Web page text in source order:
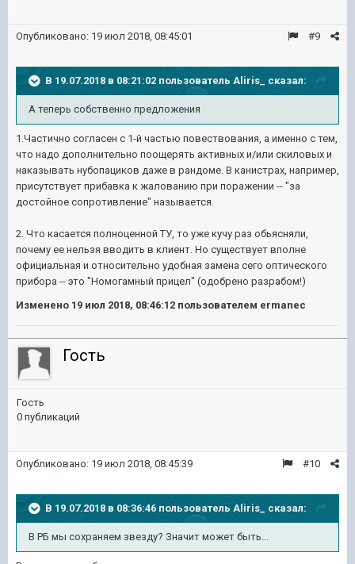
#9
Опубликовано: 19 июл 2018, 08:45:01
В 19.07.2018 в 08:21:02 пользователь Aliris_ сказал:
А теперь собственно предложения
1.Частично согласен с 1-й частью повествования, а именно с тем,
что надо дополнительно поощерять активных и/или скиловых и
наказывать нубопациков даже в рандоме. В канистрах, например,
присутствует прибавка к жалованию при поражении -- "за
достойное сопротивление" называется.
2. Что касается полноценной ТУ, то уже кучу раз обьясняли,
почему ее нельзя вводить в клиент. Но существует вполне
официальная и oтносительно удобная замена сего оптического
прибора -- это "Номогамный прицел" (одобрено разрабом!)
Изменено 19 июл 2018, 08:46:12 пользователем ermanec
Гость
Гость
0 публикаций
#10
Опубликовано: 19 июл 2018, 08:45:39
В 19.07.2018 в 08:36:46 пользователь Aliris_ сказал:
В РБ мы сохраняем звезду? Значит может быть...